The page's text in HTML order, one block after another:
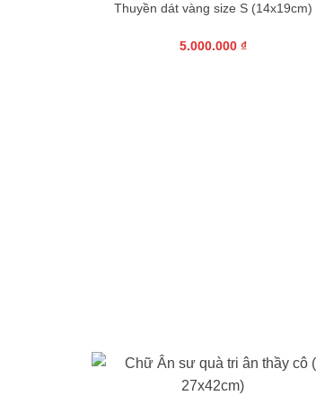
Thuyền dát vàng size S (14x19cm)
5.000.000 ₫